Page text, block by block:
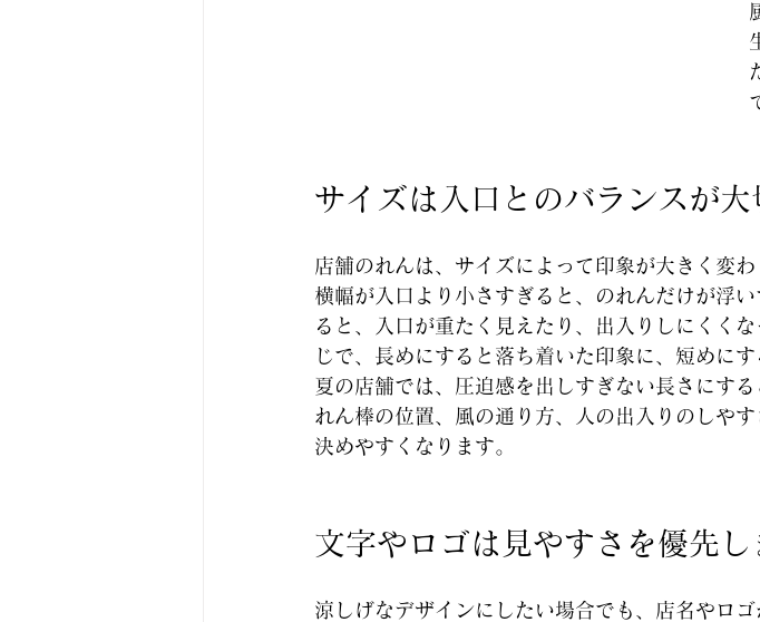
サイズは入口とのバランスが大
店舗のれんは、サイズによって印象が大きく変わ
横幅が入口より小さすぎると、のれんだけが浮
ると、入口が重たく見えたり、出入りしにくく
じで、長めにすると落ち着いた印象に、短めに
夏の店舗では、圧迫感を出しすぎない長さにす
れん棒の位置、風の通り方、人の出入りのしや
決めやすくなります。
文字やロゴは見やすさを優先し
涼しげなデザインにしたい場合でも、店名やロ